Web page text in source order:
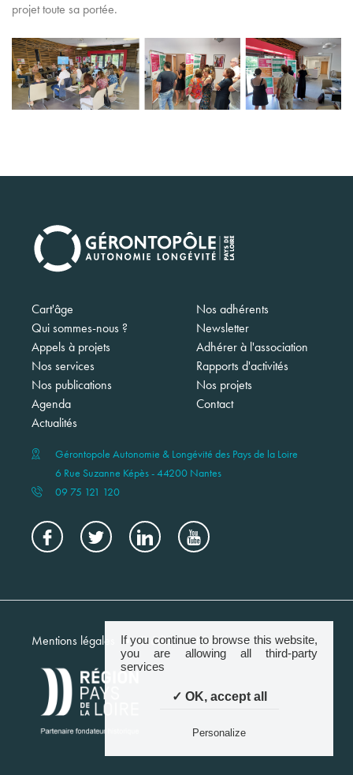
projet toute sa portée.
Navigation
principale
Cart'âge
Qui sommes-nous ?
Appels à projets
Nos services
Nos publications
Agenda
Actualités
Nos adhérents
Newsletter
Adhérer à l'association
Rapports d'activités
Nos projets
Contact
Gérontopole Autonomie & Longévité des Pays de la Loire
6 Rue Suzanne Képès - 44200 Nantes
09 75 121 120
Mentions légales CréditsMenu
footerNewsletter
If you continue to browse this website,
you are allowing all third-party
services
✓ OK, accept all
Personalize